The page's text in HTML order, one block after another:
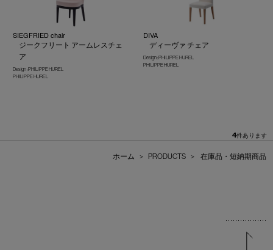
SIEGFRIED chair
ジークフリート アームレスチェ
ア
Design : PHILIPPE HUREL
PHILIPPE HUREL
DIVA
ディーヴァ チェア
Design : PHILIPPE HUREL
PHILIPPE HUREL
4件あります
ホーム > PRODUCTS > 在庫品・短納期商品